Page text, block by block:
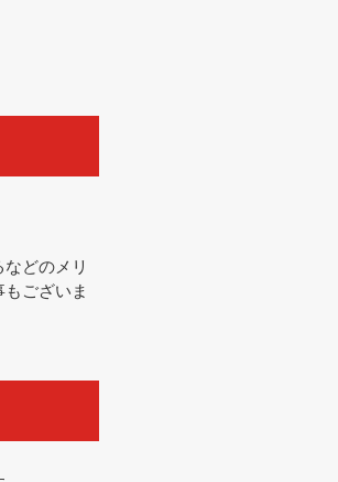
どのメリ
ございま